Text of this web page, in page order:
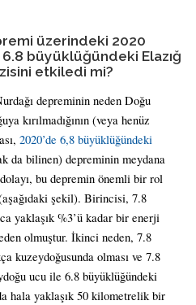
üzerindeki 2020
büyüklüğündeki Elazığ
etkiledi mi?
depreminin neden Doğu
kırılmadığının (veya henüz
2020’de 6,8 büyüklüğündeki
da bilinen) depreminin meydana
bu depremin önemli bir rol
şekil). Birincisi, 7.8
yaklaşık %3’ü kadar bir enerji
olmuştur. İkinci neden, 7.8
kuzeydoğusunda olması ve 7.8
ucu ile 6.8 büyüklüğündeki
hala yaklaşık 50 kilometrelik bir